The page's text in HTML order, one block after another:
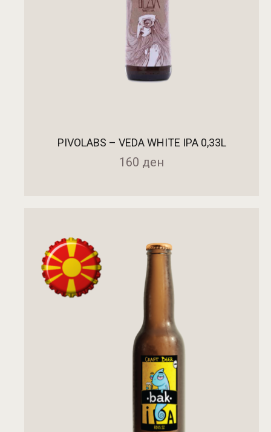
PIVOLABS – VEDA WHITE IPA 0,33L
160 ден
ДОДАДИ ВО КОШНИЧКА